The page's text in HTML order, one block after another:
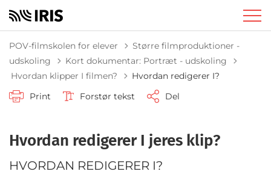
POV-filmskolen for elever
Større filmproduktioner -
udskoling
Kort dokumentar: Portræt - udskoling
Tilbage til
Hvordan klipper I filmen?
Hvordan redigerer I?
Print
Forstør tekst Del
Hvordan redigerer I jeres klip?
HVORDAN REDIGERER I?